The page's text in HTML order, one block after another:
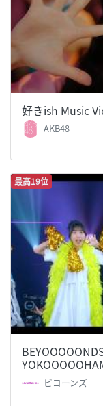
好きish Music
AKB48
最高19位
ビヨーンズ